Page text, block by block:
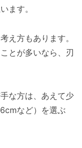
ます。
え方もあります。
とが多いなら、刃
な方は、あえて少
など）を選ぶ